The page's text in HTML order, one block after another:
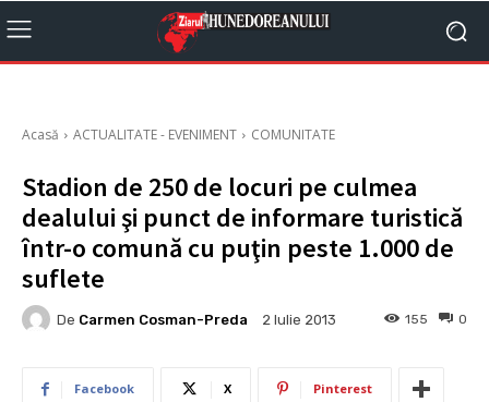
Acasă ACTUALITATE - EVENIMENT COMUNITATE
Stadion de 250 de locuri pe culmea
dealului şi punct de informare turistică
într-o comună cu puţin peste 1.000 de
suflete
De Carmen Cosman-Preda 2 Iulie 2013 0
155
Facebook X Pinterest